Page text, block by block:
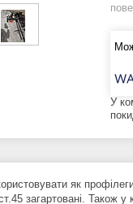
У
як
ст.45 загартовані. Також